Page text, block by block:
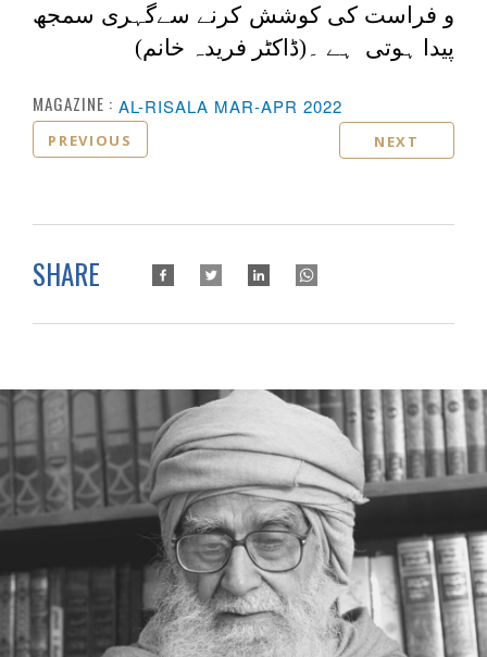
و فراست کی کوشش کرنے سےگہری سمجھ
پیدا ہوتی ہے ۔(ڈاکٹر فریدہ خانم)
MAGAZINE : AL-RISALA MAR-APR 2022
PREVIOUS NEXT
SHARE